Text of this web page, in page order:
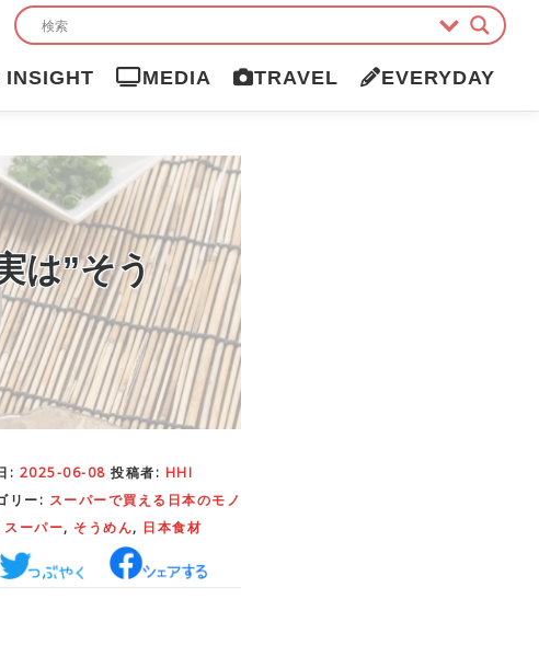
INSIGHT MEDIA TRAVEL EVERYDAY
は”そう
: 2025-06-08 投稿者: HHI
リー: スーパーで買える日本のモノ
スーパー, そうめん, 日本食材